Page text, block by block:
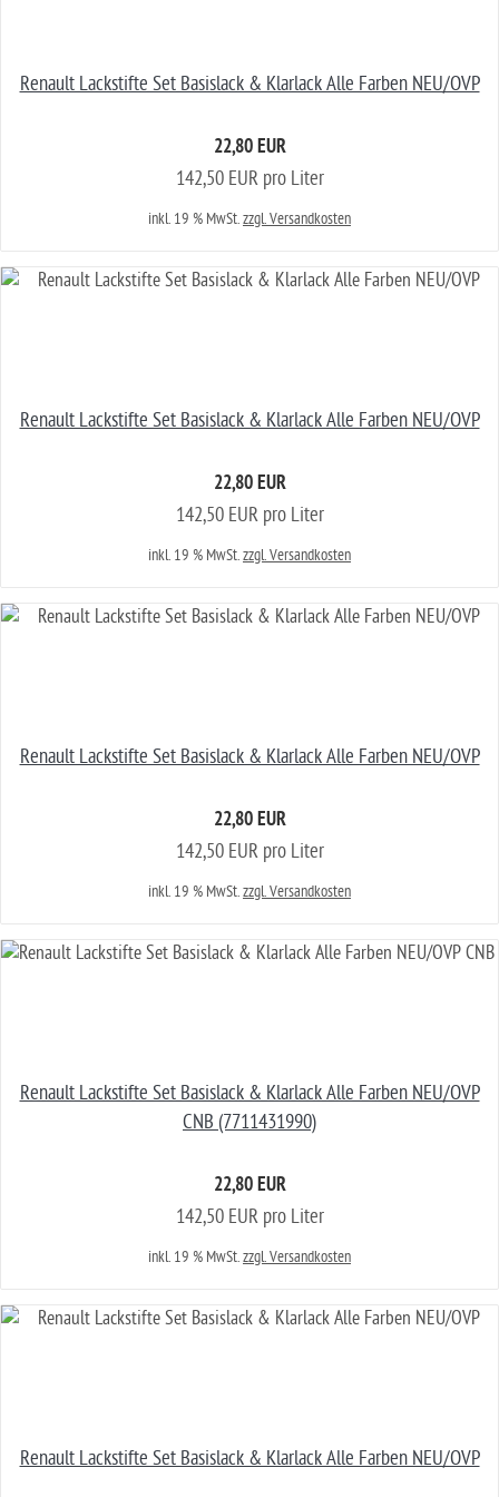
Renault Lackstifte Set Basislack & Klarlack Alle Farben NEU/OVP
22,80 EUR
142,50 EUR pro Liter
inkl. 19 % MwSt.zzgl. Versandkosten
Renault Lackstifte Set Basislack & Klarlack Alle Farben NEU/OVP
22,80 EUR
142,50 EUR pro Liter
inkl. 19 % MwSt.zzgl. Versandkosten
Renault Lackstifte Set Basislack & Klarlack Alle Farben NEU/OVP
22,80 EUR
142,50 EUR pro Liter
inkl. 19 % MwSt.zzgl. Versandkosten
Renault Lackstifte Set Basislack & Klarlack Alle Farben NEU/OVP
CNB (7711431990)
22,80 EUR
142,50 EUR pro Liter
inkl. 19 % MwSt.zzgl. Versandkosten
Renault Lackstifte Set Basislack & Klarlack Alle Farben NEU/OVP